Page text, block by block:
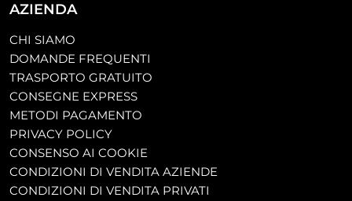
AZIENDA
CHI SIAMO
DOMANDE FREQUENTI
TRASPORTO GRATUITO
CONSEGNE EXPRESS
METODI PAGAMENTO
PRIVACY POLICY
CONSENSO AI COOKIE
CONDIZIONI DI VENDITA AZIENDE
CONDIZIONI DI VENDITA PRIVATI